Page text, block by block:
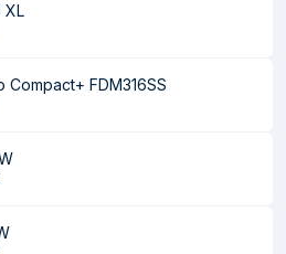
XL
Compact+ FDM316SS